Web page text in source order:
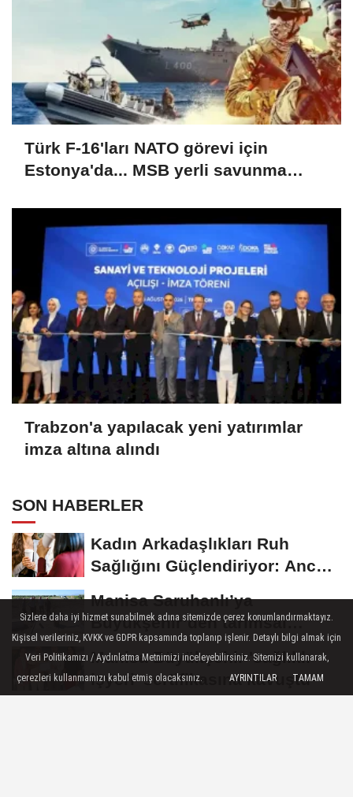
Türk F-16'ları NATO görevi için
Estonya'da... MSB yerli savunma
Trabzon'a yapılacak yeni yatırımlar
imza altına alındı
SON HABERLER
Kadın Arkadaşlıkları Ruh
Sağlığını Güçlendiriyor: Ancak
Manisa Saruhanlı’ya
Büyükşehir’den tarımsal
destek
Manisa Büyükşehir 'sağlıklı
işyeri' sertifikasına kavuştu
Sizlere daha iyi hizmet sunabilmek adına sitemizde çerez konumlandırmaktayız.
Kişisel verileriniz, KVKK ve GDPR kapsamında toplanıp işlenir. Detaylı bilgi almak için
Veri Politikamızı / Aydınlatma Metnimizi inceleyebilirsiniz. Sitemizi kullanarak,
çerezleri kullanmamızı kabul etmiş olacaksınız.
AYRINTILAR TAMAM